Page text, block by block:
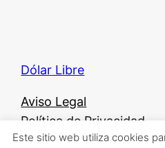
Dólar Libre
Aviso Legal
Política de Privacidad
Política de Cookies
Este sitio web utiliza cookies